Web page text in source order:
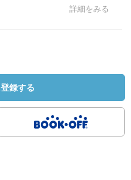
詳細をみる
録する